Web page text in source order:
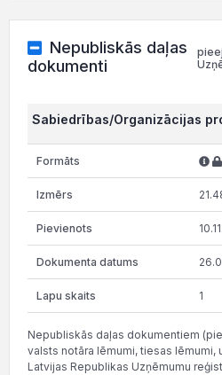
Nepubliskās daļas
dokumenti
Sabiedrības/Organizācijas
1
Nepubliskās daļas dokumentiem
valsts notāra lēmumi, tiesas lēmumi,
Latvijas Republikas Uzņēmumu